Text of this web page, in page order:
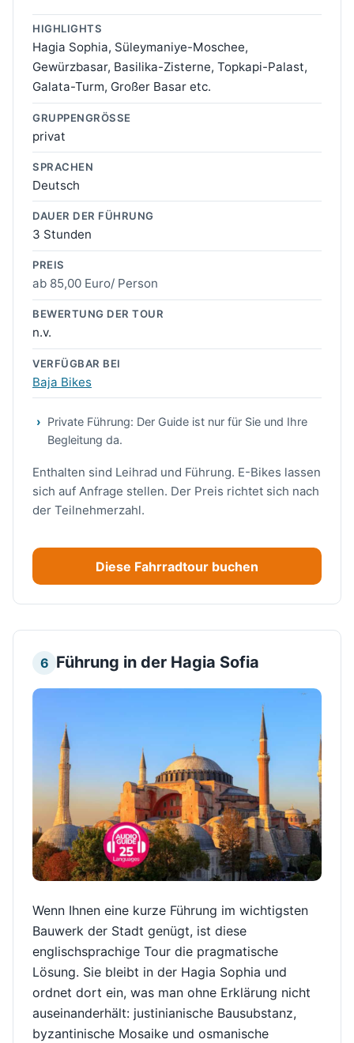
HIGHLIGHTS
Hagia Sophia, Süleymaniye-Moschee,
Gewürzbasar, Basilika-Zisterne, Topkapi-Palast,
Galata-Turm, Großer Basar etc.
GRUPPENGRÖSSE
privat
SPRACHEN
Deutsch
DAUER DER FÜHRUNG
3 Stunden
PREIS
ab 85,00 Euro/ Person
BEWERTUNG DER TOUR
n.v.
VERFÜGBAR BEI
Baja Bikes
Private Führung: Der Guide ist nur für Sie und Ihre
Begleitung da.
Enthalten sind Leihrad und Führung. E-Bikes lassen
sich auf Anfrage stellen. Der Preis richtet sich nach
der Teilnehmerzahl.
Diese Fahrradtour buchen
6 Führung in der Hagia Sofia
Wenn Ihnen eine kurze Führung im wichtigsten
Bauwerk der Stadt genügt, ist diese
englischsprachige Tour die pragmatische
Lösung. Sie bleibt in der Hagia Sophia und
ordnet dort ein, was man ohne Erklärung nicht
auseinanderhält: justinianische Bausubstanz,
byzantinische Mosaike und osmanische